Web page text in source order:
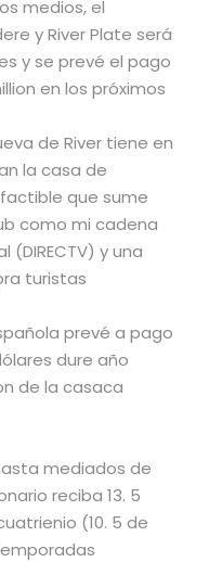
medios, el
y River Plate será
y se prevé el pago
en los próximos
de River tiene en
la casa de
que sume
como mi cadena
y una
turistas
prevé a pago
dure año
de la casaca
mediados de
reciba 13. 5
(10. 5 de